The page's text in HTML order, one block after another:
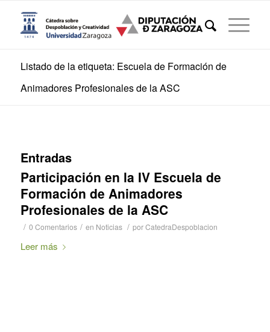
Listado de la etiqueta: Escuela de Formación de
Animadores Profesionales de la ASC
Entradas
Participación en la IV Escuela de
Formación de Animadores
Profesionales de la ASC
/ 0 Comentarios / en Noticias / porCatedraDespoblacion
Leer más